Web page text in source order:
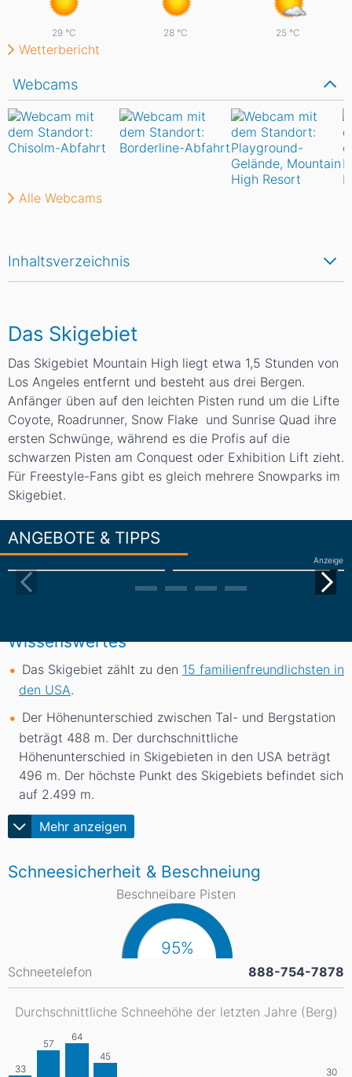
Inhaltsverzeichnis
Das Skigebiet
Das Skigebiet Mountain High liegt etwa 1,5 Stunden von
Los Angeles entfernt und besteht aus drei Bergen.
Anfänger üben auf den leichten Pisten rund um die Lifte
Coyote, Roadrunner, Snow Flake und Sunrise Quad ihre
ersten Schwünge, während es die Profis auf die
schwarzen Pisten am Conquest oder Exhibition Lift zieht.
Für Freestyle-Fans gibt es gleich mehrere Snowparks im
Skigebiet.
ANGEBOTE & TIPPS
Anzeige
Wissenswertes
Mehr anzeigen
Das Skigebiet zählt zu den 15 familienfreundlichsten in
den USA.
Der Höhenunterschied zwischen Tal- und Bergstation
beträgt 488 m. Der durchschnittliche
Höhenunterschied in Skigebieten in den USA beträgt
496 m. Der höchste Punkt des Skigebiets befindet sich
auf 2.499 m.
Schneesicherheit & Beschneiung
Beschneibare Pisten
95%
Schneetelefon 888-754-7878
Durchschnittliche Schneehöhe der letzten Jahre (Berg)
29 °C 28 °C 25 °C
Wetterbericht
Webcams
Alle Webcams